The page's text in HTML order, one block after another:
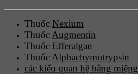
Thuốc Nexium
Thuốc Augmentin
Thuốc Efferalgan
Thuốc Alphachymotrypsin
các kiểu quan hệ bằng miệng